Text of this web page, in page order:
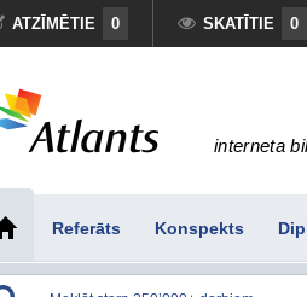
ATZĪMĒTIE 0 SKATĪTIE 0
interneta
Referāts Konspekts